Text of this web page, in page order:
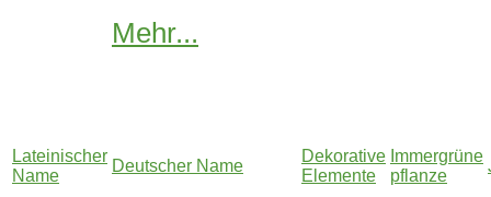
Mehr...
Lateinischer
Name
Deutscher Name
Dekorative
Elemente
Immergrüne
pflanze